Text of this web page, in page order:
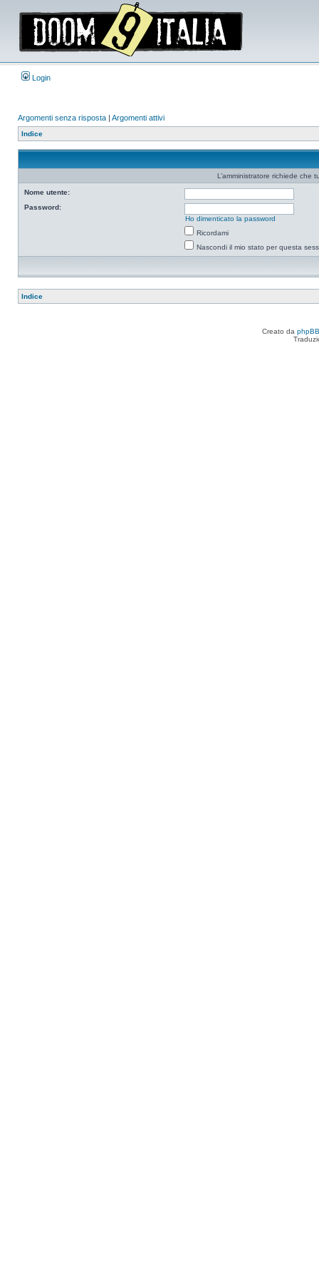
Login
Argomenti senza risposta | Argomenti attivi
Indice
L’amministratore richiede che
Nome utente:
Password:
Ho dimenticato la password
Ricordami
Nascondi il mio stato per questa
Indice
Creato da phpBB